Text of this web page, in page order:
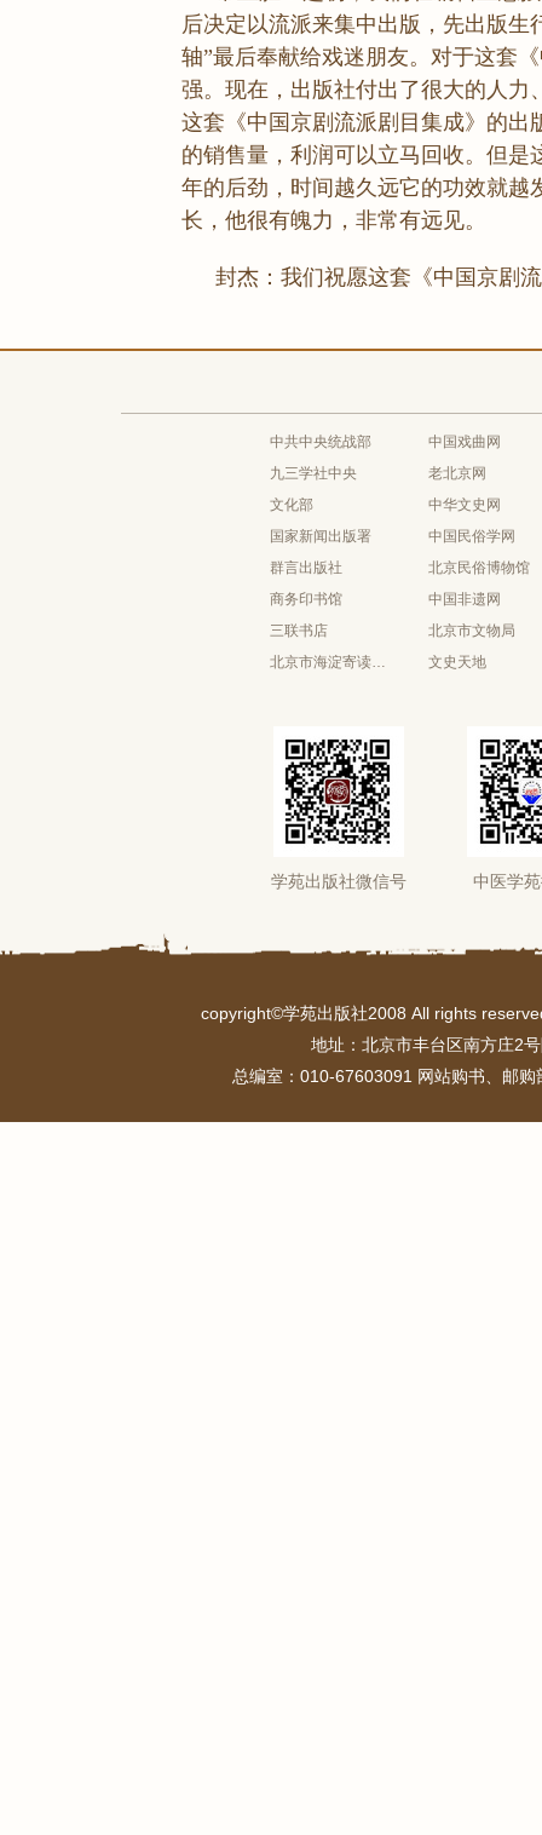
后决定以流派来集中出版，先出版
轴”最后奉献给戏迷朋友。对于这套
强。现在，出版社付出了很大的人
这套《中国京剧流派剧目集成》的
的销售量，利润可以立马回收。但
年的后劲，时间越久远它的功效就
长，他很有魄力，非常有远见。
封杰：我们祝愿这套《中国京剧
中共中央统战部
九三学社中央
文化部
国家新闻出版署
群言出版社
商务印书馆
三联书店
北京市海淀寄读学校
中国戏曲网
老北京网
中华文史网
中国民俗学网
北京民俗博物馆
中国非遗网
北京市文物局
文史天地
学苑出版社微信号 中医学
copyright©学苑出版社2008 All rights
地址：北京市丰台区南方庄2
总编室：010-67603091 网站购书、邮